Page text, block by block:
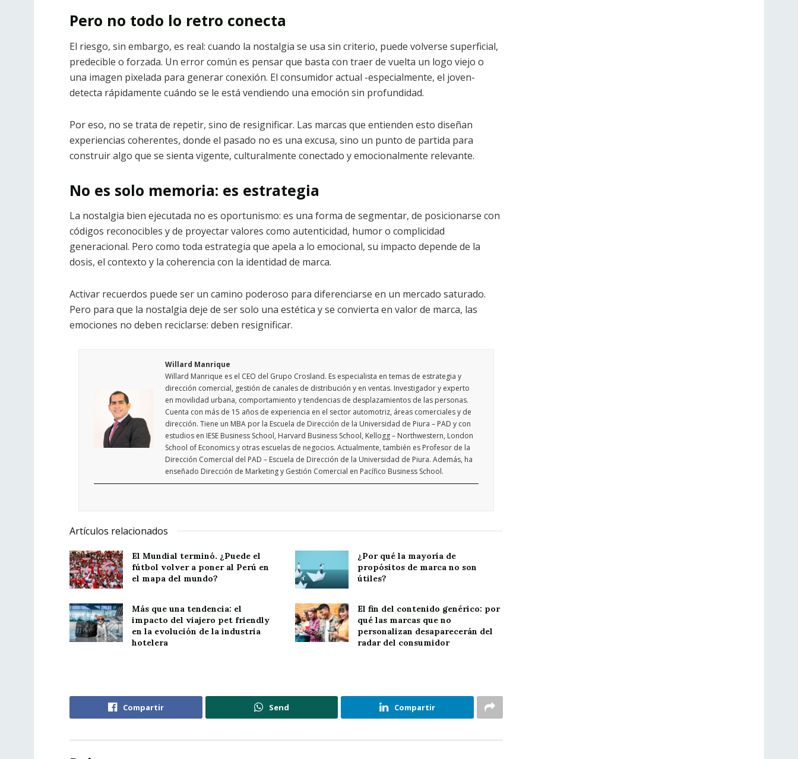
Pero no todo lo retro conecta
El riesgo, sin embargo, es real: cuando la nostalgia se usa sin criterio, puede volverse superficial,
predecible o forzada. Un error común es pensar que basta con traer de vuelta un logo viejo o
una imagen pixelada para generar conexión. El consumidor actual -especialmente, el joven-
detecta rápidamente cuándo se le está vendiendo una emoción sin profundidad.
Por eso, no se trata de repetir, sino de resignificar. Las marcas que entienden esto diseñan
experiencias coherentes, donde el pasado no es una excusa, sino un punto de partida para
construir algo que se sienta vigente, culturalmente conectado y emocionalmente relevante.
No es solo memoria: es estrategia
La nostalgia bien ejecutada no es oportunismo: es una forma de segmentar, de posicionarse con
códigos reconocibles y de proyectar valores como autenticidad, humor o complicidad
generacional. Pero como toda estrategia que apela a lo emocional, su impacto depende de la
dosis, el contexto y la coherencia con la identidad de marca.
Activar recuerdos puede ser un camino poderoso para diferenciarse en un mercado saturado.
Pero para que la nostalgia deje de ser solo una estética y se convierta en valor de marca, las
emociones no deben reciclarse: deben resignificar.
Willard Manrique
Willard Manrique es el CEO del Grupo Crosland. Es especialista en temas de estrategia y
dirección comercial, gestión de canales de distribución y en ventas. Investigador y experto
en movilidad urbana, comportamiento y tendencias de desplazamientos de las personas.
Cuenta con más de 15 años de experiencia en el sector automotriz, áreas comerciales y de
dirección. Tiene un MBA por la Escuela de Dirección de la Universidad de Piura – PAD y con
estudios en IESE Business School, Harvard Business School, Kellogg – Northwestern, London
School of Economics y otras escuelas de negocios. Actualmente, también es Profesor de la
Dirección Comercial del PAD – Escuela de Dirección de la Universidad de Piura. Además, ha
enseñado Dirección de Marketing y Gestión Comercial en Pacífico Business School.
Artículos relacionados
El Mundial terminó. ¿Puede el
fútbol volver a poner al Perú en
el mapa del mundo?
¿Por qué la mayoría de
propósitos de marca no son
útiles?
Más que una tendencia: el
impacto del viajero pet friendly
en la evolución de la industria
hotelera
El fin del contenido genérico: por
qué las marcas que no
personalizan desaparecerán del
radar del consumidor
Compartir Send Compartir